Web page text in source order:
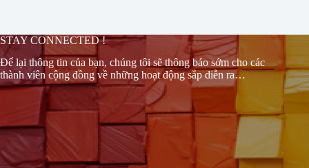
STAY CONNECTED !
Để lại thông tin của bạn, chúng tôi sẽ thông báo sớm cho các
thành viên cộng đồng về những hoạt động sắp diễn ra…